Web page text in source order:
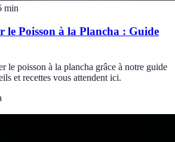
min
le Poisson à la Plancha : Guide
le poisson à la plancha grâce à notre guide
et recettes vous attendent ici.